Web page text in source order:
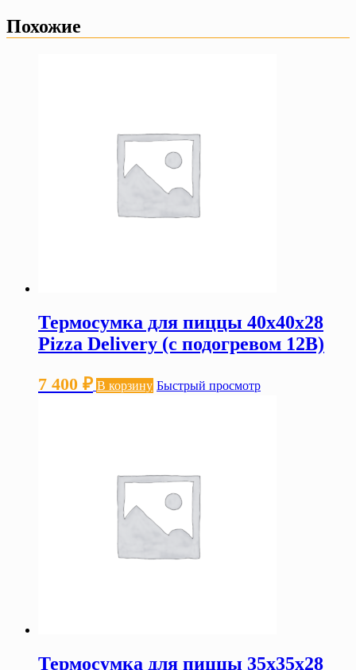
Похожие
Термосумка для пиццы 40х40х28
Pizza Delivery (с подогревом 12В)
7 400 ₽ В корзину Быстрый просмотр
Термосумка для пиццы 35х35х28